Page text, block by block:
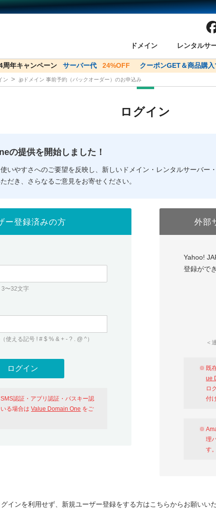
ドメイン
ドメイン検索
ドメイン一括検索
人気ドメインの種類 WHOIS検索
レンタルサ
コアサーバー
Value Domain ネットde診断
お得意様割引
バリュードメイン
のバリュードメインをご利用希望の方 おすすめ One レ
のバリュードメインをご利用希望の方 おすすめ One レ
年キャンペーン サーバー代 24%OFF クーポンGET＆商品購入
co.jpドメイン✕コアサーバーV2ビジネス応援キャンペーン サーバ
ン .jpドメイン 事前予約（バックオーダー）のお申込み
ログイン
の提供を開始しました！
いやすさへのご要望を反映し、新しいドメイン・レンタルサーバー
だき、さらなるご意見をお寄せください。
ー登録済みの方
〜32文字
える記号 ! # $ % & + - ? . @ ^）
認証・アプリ認証・パスキー認
る場合はValue Domain One をご
外部
Yahoo!
登録がで
＜
既
ue
ロ
付
理
す。
インを利用せず、新規ユーザー登録をする方はこちらからお願いいた